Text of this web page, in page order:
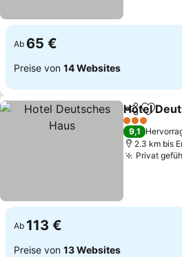
Ab 65 €
Preise von 14 Websites
TeilenZu
Hotel
3 Sterne
9,1
2.3 km bis
Privat
Ab 113 €
Preise von 13 Websites